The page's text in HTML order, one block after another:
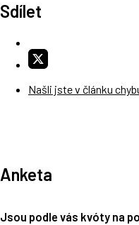
Sdílet
Našli jste v článku
Anketa
Jsou podle vás kvóty na